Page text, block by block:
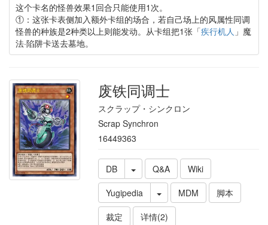
这个卡名的怪兽效果1回合只能使用1次。
①：这张卡表侧加入额外卡组的场合，若自己场上的风属性同调
怪兽的种族是2种类以上则能发动。从卡组把1张「疾行机人 」魔
法·陷阱卡送去墓地。
废铁同调士
スクラップ・シンクロン
Scrap Synchron
16449363
DB Q&A
Wiki
Yugipedia
MDM
脚本
裁定
详情(2)